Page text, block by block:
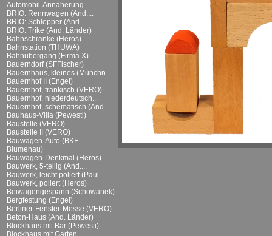
Automobil-Annäherung...
BRIO: Rennwagen (And....
BRIO: Schlepper (And....
BRIO: Trike (And. Länder)
Bahnschranke (Heros)
Bahnstation (THUWA)
Bahnübergang (Firma X)
Bauerndorf (SFFischer)
Bauernhaus, kleines (Münchn....
Bauernhof II (Engel)
Bauernhof, fränkisch (VERO)
Bauernhof, niederdeutsch...
Bauernhof, schematisch (And....
Bauhaus-Villa (Pewesti)
Baustelle (VERO)
Baustelle II (VERO)
Bauwagen-Auto (BKF
Blumenau)
Bauwagen-Denkmal (Heros)
Bauwerk, 5-teilig (And....
Bauwerk, leicht poliert (Paul...
Bauwerk, poliert (Heros)
Beiwagengespann (Schowanek)
Bergfestung (Engel)
Berliner-Fenster-Messe (VERO)
Beton-Haus (And. Länder)
Blockhaus mit Bär (Pewesti)
Blockhaus mit Garten...